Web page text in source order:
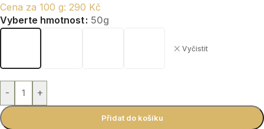
Cena za 100 g: 290 Kč
Vyberte hmotnost 50g
Vyčistit
- +
Přidat do košíku